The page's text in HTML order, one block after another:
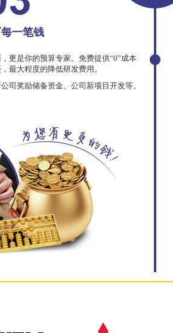
一笔钱
更是你的预算专家。免费提供“0”成本
最大程度的降低研发费用。
公司奖励储备资金、公司新项目开发等。